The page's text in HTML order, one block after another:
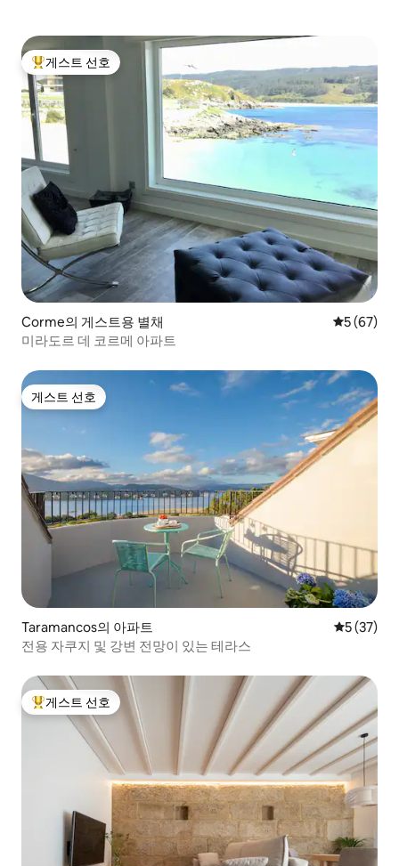
상위 게스트 선호
게스트 선호
Corme의 게스트용 별채 평점 5점(5
5 (67)
미라도르 데 코르메 아파트
게스트 선호
게스트 선호
Taramancos의 아파트 평점 5점
5 (37)
전용 자쿠지 및 강변 전망이 있는 테라스
상위 게스트 선호
게스트 선호